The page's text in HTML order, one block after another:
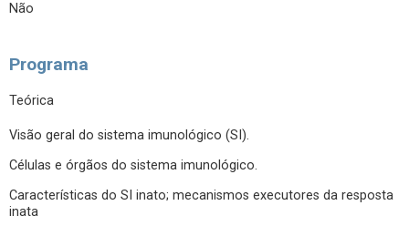
Não
Programa
Teórica
Visão geral do sistema imunológico (SI).
Células e órgãos do sistema imunológico.
Características do SI inato; mecanismos executores da resposta
inata